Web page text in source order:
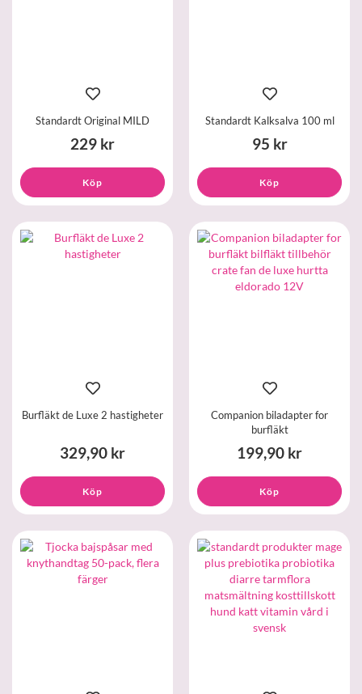
Standardt Original MILD
229 kr
Köp
Standardt Kalksalva 100 ml
95 kr
Köp
Burfläkt de Luxe 2 hastigheter
329,90 kr
Köp
Companion biladapter for
burfläkt
199,90 kr
Köp